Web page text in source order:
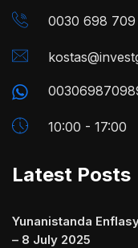
0030 698
10:00 - 17:00
Latest Posts
Yunanistanda
– 8 July 2025